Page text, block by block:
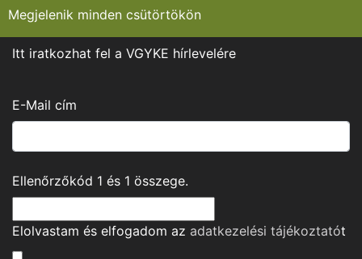
Megjelenik minden csütörtökön
Itt iratkozhat fel a VGYKE hírlevelére
E-Mail cím
Ellenőrzőkód 1 és 1 összege.
Elolvastam és elfogadom az adatkezelési tájékoztatót